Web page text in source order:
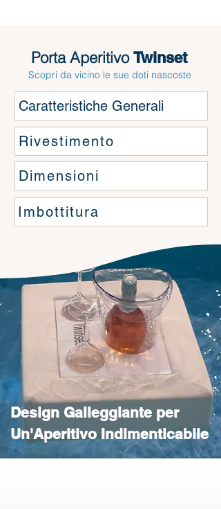
Porta Aperitivo Twinset
Scopri da vicino le sue doti nascoste
Caratteristiche Generali
Rivestimento
Dimensioni
Imbottitura
Design Galleggiante per
Un'Aperitivo Indimenticabile